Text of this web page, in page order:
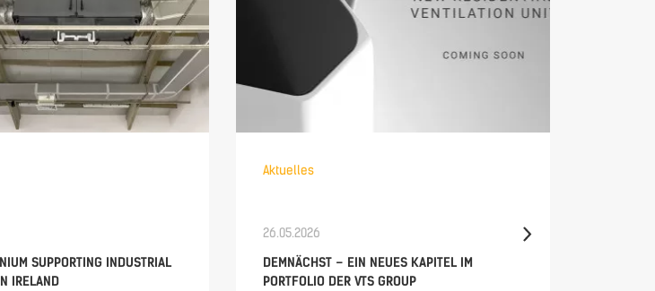
SUPPORTING INDUSTRIAL
IRELAND
Aktuelles
26.05.2026
DEMNÄCHST – EIN NEUES KAPITEL IM
PORTFOLIO DER VTS GROUP